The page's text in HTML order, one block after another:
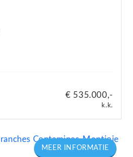
€ 535.000,-
k.k.